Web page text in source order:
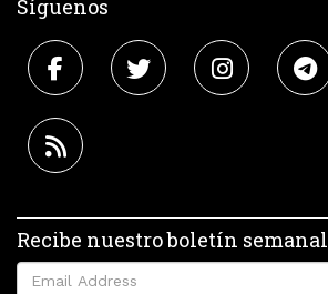
Síguenos
Recibe nuestro boletín semanal